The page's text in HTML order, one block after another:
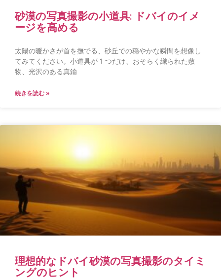
砂漠の写真撮影の小道具: ドバイのイメ
ージを高める
太陽の暖かさが首を撫でる、砂丘での穏やかな瞬間を想像し
てみてください。小道具が 1 つだけ、おそらく織られた敷
物、光沢のある真鍮
続きを読む »
理想的なドバイ砂漠の写真撮影のタイミ
ングのヒント